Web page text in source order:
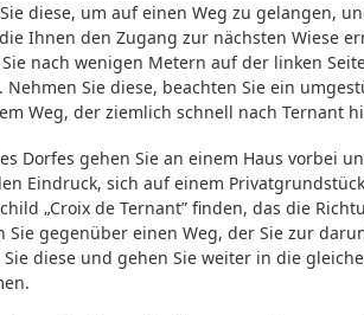
diese, um auf einen Weg zu gelangen,
Ihnen den Zugang zur nächsten Wiese
nach wenigen Metern auf der linken
Sie diese, beachten Sie ein
Weg, der ziemlich schnell nach Ternant
Dorfes gehen Sie an einem Haus vorbei
Eindruck, sich auf einem
„Croix de Ternant” finden, das die
Sie gegenüber einen Weg, der Sie zur
diese und gehen Sie weiter in die